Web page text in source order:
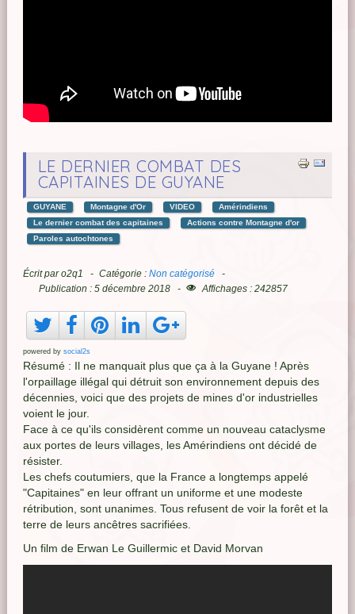
LE DERNIER COMBAT DES
CAPITAINES DE GUYANE
GUYANE Montagne d'Or VIDEO
Amérindiens
Le dernier combat des capitaines
Actions contre Montagne d'or
Paroles autochtones
Écrit paro2q1 Catégorie : Non catégorisé
Publication : 5 décembre 2018
Affichages : 242857
powered by social2s
Résumé : Il ne manquait plus que ça à la Guyane ! Après
l'orpaillage illégal qui détruit son environnement depuis des
décennies, voici que des projets de mines d'or industrielles
voient le jour.
Face à ce qu'ils considèrent comme un nouveau cataclysme
aux portes de leurs villages, les Amérindiens ont décidé de
résister.
Les chefs coutumiers, que la France a longtemps appelé
"Capitaines" en leur offrant un uniforme et une modeste
rétribution, sont unanimes. Tous refusent de voir la forêt et la
terre de leurs ancêtres sacrifiées.
Un film de Erwan Le Guillermic et David Morvan